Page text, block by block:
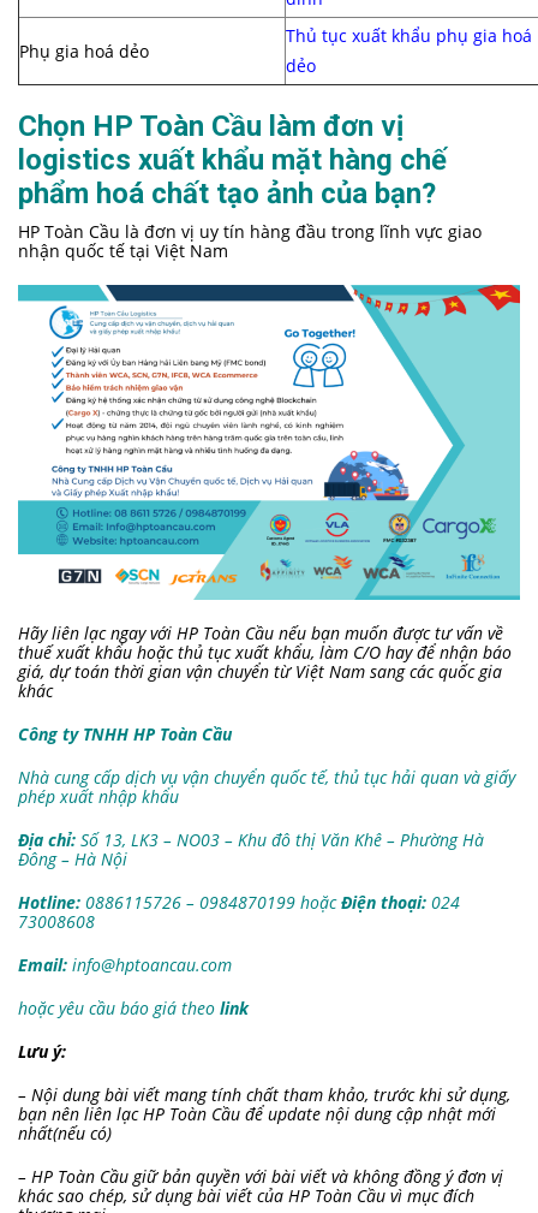
Phụ gia hoá dẻo
Thủ tục xuất khẩu phụ gia hoá
dẻo
Chọn HP Toàn Cầu làm đơn vị
logistics xuất khẩu mặt hàng chế
phẩm hoá chất tạo ảnh của bạn?
HP Toàn Cầu là đơn vị uy tín hàng đầu trong lĩnh vực giao
nhận quốc tế tại Việt Nam
Hãy liên lạc ngay với HP Toàn Cầu nếu bạn muốn được tư vấn về
thuế xuất khẩu hoặc thủ tục xuất khẩu, làm C/O hay để nhận báo
giá, dự toán thời gian vận chuyển từ Việt Nam sang các quốc gia
khác
Công ty TNHH HP Toàn Cầu
Nhà cung cấp dịch vụ vận chuyển quốc tế, thủ tục hải quan và giấy
phép xuất nhập khẩu
Địa chỉ: Số 13, LK3 – NO03 – Khu đô thị Văn Khê – Phường Hà
Đông – Hà Nội
Hotline: 0886115726 – 0984870199 hoặcĐiện thoại: 024
73008608
Email: info@hptoancau.com
hoặc yêu cầu báo giá theo link
Lưu ý:
– Nội dung bài viết mang tính chất tham khảo, trước khi sử dụng,
bạn nên liên lạc HP Toàn Cầu để update nội dung cập nhật mới
nhất(nếu có)
– HP Toàn Cầu giữ bản quyền với bài viết và không đồng ý đơn vị
khác sao chép, sử dụng bài viết của HP Toàn Cầu vì mục đích